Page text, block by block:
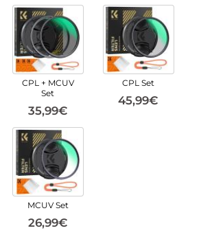
CPL + MCUV
Set
35,99€
CPL Set
45,99€
MCUV Set
26,99€